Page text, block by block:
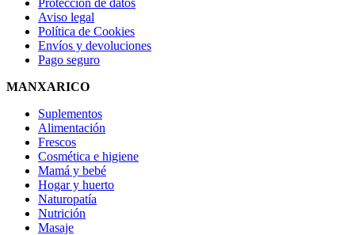
Protección de datos
Aviso legal
Política de Cookies
Envíos y devoluciones
Pago seguro
MANXARICO
Suplementos
Alimentación
Frescos
Cosmética e higiene
Mamá y bebé
Hogar y huerto
Naturopatía
Nutrición
Masaje